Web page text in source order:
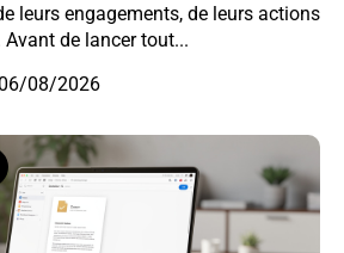
leurs engagements, de leurs actions
de lancer tout...
08/2026